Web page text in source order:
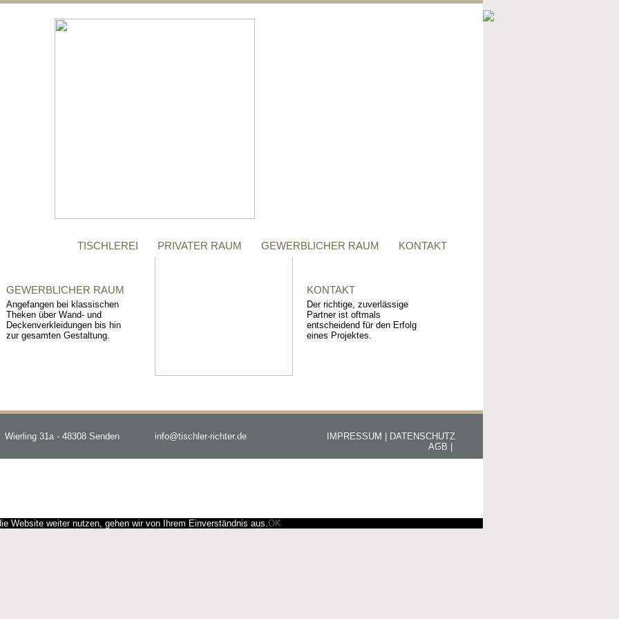
TISCHLEREI PRIVATER RAUM GEWERBLICHER RAUM KONTAKT
GEWERBLICHER RAUM
Angefangen bei klassischen
Theken über Wand- und
Deckenverkleidungen bis hin
zur gesamten Gestaltung.
KONTAKT
Der richtige, zuverlässige
Partner ist oftmals
entscheidend für den Erfolg
eines Projektes.
Wierling 31a - 48308 Senden info@tischler-richter.de DATENSCHUTZ
IMPRESSUM |
AGB |
Website weiter nutzen, gehen wir von Ihrem Einverständnis aus.OK